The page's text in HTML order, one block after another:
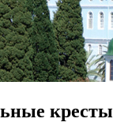
кресты